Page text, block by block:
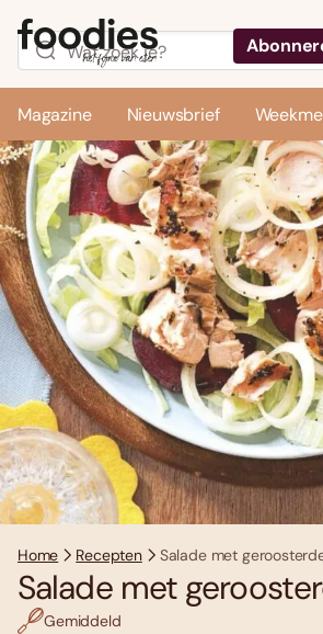
Magazine Nieuwsbrief
Home Recepten Salade met
Salade met
Gemiddeld